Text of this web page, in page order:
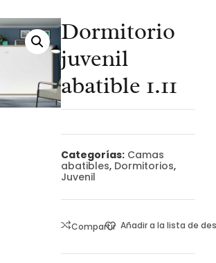
Dormitorio
juvenil
abatible 1.11
Categorías: Camas
abatibles, Dormitorios,
Juvenil
Compartir Añadir a la lista de